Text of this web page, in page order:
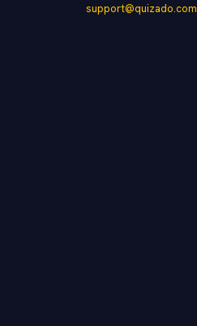
support@quizado.com